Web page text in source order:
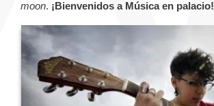
moon. ¡Bienvenidos a Música en palacio!